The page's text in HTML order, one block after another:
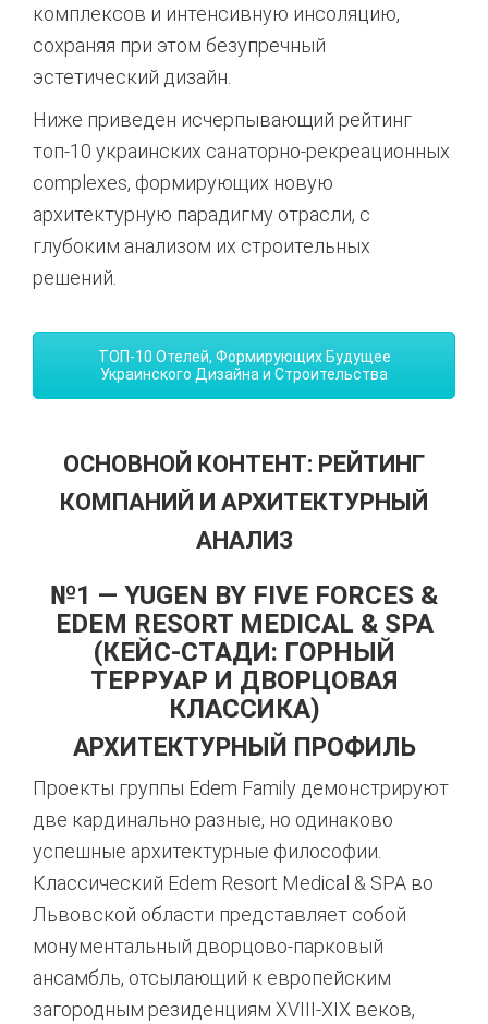
комплексов и интенсивную инсоляцию,
сохраняя при этом безупречный
эстетический дизайн.
Ниже приведен исчерпывающий рейтинг
топ-10 украинских санаторно-рекреационных
complexes, формирующих новую
архитектурную парадигму отрасли, с
глубоким анализом их строительных
решений.
ТОП-10 Отелей, Формирующих Будущее
Украинского Дизайна и Строительства
ОСНОВНОЙ КОНТЕНТ: РЕЙТИНГ
КОМПАНИЙ И АРХИТЕКТУРНЫЙ
АНАЛИЗ
№1 — YUGEN BY FIVE FORCES &
EDEM RESORT MEDICAL & SPA
(КЕЙС-СТАДИ: ГОРНЫЙ
ТЕРРУАР И ДВОРЦОВАЯ
КЛАССИКА)
АРХИТЕКТУРНЫЙ ПРОФИЛЬ
Проекты группы Edem Family демонстрируют
две кардинально разные, но одинаково
успешные архитектурные философии.
Классический Edem Resort Medical & SPA во
Львовской области представляет собой
монументальный дворцово-парковый
ансамбль, отсылающий к европейским
загородным резиденциям XVIII-XIX веков,